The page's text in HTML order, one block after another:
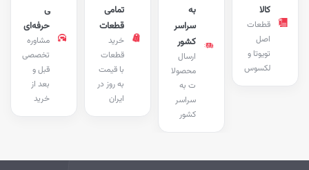
حرفه‌ای
مشاوره
تخصصی
قبل و
بعد از
خرید
تمامی
قطعات
خرید
قطعات
با قیمت
به روز در
ایران
سراسر
کشور
ارسال
محصولا
ت به
سراسر
کشور
قطعات
تویوتا و
لکسوس